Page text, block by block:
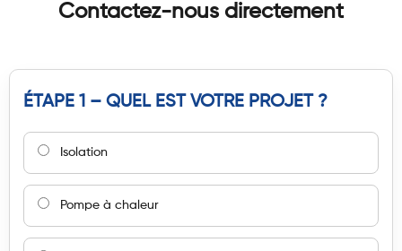
Contactez-nous directement
ÉTAPE 1 – QUEL EST VOTRE PROJET ?
Isolation
Pompe à chaleur